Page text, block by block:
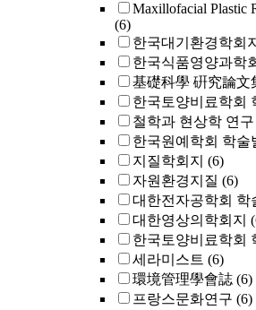
Maxillofacial Plastic
(6)
한국대기환경학회지
한국식품영양과학
基礎科學 硏究論文
한국토양비료학회
철학과 현상학 연구
한국원예학회 학술
지질학회지 (6)
자원환경지질 (6)
대한전자공학회 학
대한영상의학회지
한국토양비료학회
세라미스트 (6)
環境管理學會誌 (6)
프랑스문화연구 (6)